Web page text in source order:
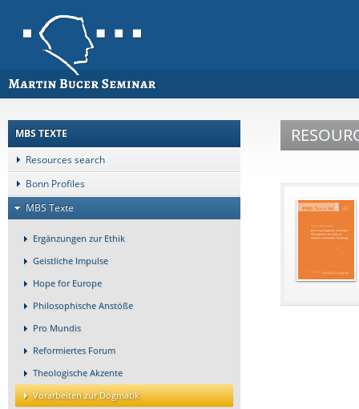
MBS TEXTE
Resources search
Bonn Profiles
MBS Texte
Ergänzungen zur Ethik
Geistliche Impulse
Hope for Europe
Philosophische Anstöße
Pro Mundis
Reformiertes Forum
Theologische Akzente
Vorarbeiten zur Dogmatik